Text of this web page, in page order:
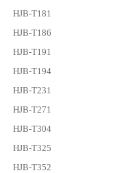
HJB-T181
HJB-T186
HJB-T191
HJB-T194
HJB-T231
HJB-T271
HJB-T304
HJB-T325
HJB-T352